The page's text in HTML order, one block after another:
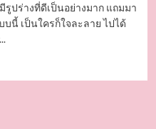
รูปร่างที่ดีเป็นอย่างมาก แถมมา
นี้ เป็นใครก็ใจละลาย ไปได้